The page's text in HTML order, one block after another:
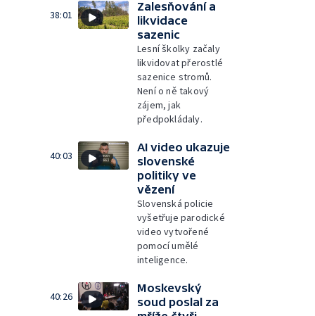
38:01
Zalesňování a
likvidace
sazenic
Lesní školky začaly
likvidovat přerostlé
sazenice stromů.
Není o ně takový
zájem, jak
předpokládaly.
40:03
AI video ukazuje
slovenské
politiky ve
vězení
Slovenská policie
vyšetřuje parodické
video vytvořené
pomocí umělé
inteligence.
40:26
Moskevský
soud poslal za